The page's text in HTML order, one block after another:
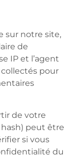
sur notre site,
de
IP et l’agent
pour
de votre
peut être
si vous
du